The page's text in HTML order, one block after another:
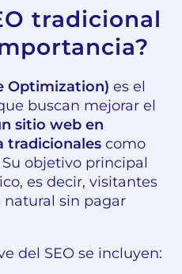
tradicional
Optimization) es el
buscan mejorar el
sitio web en
tradicionales como
objetivo principal
es decir, visitantes
sin pagar
del SEO se incluyen: